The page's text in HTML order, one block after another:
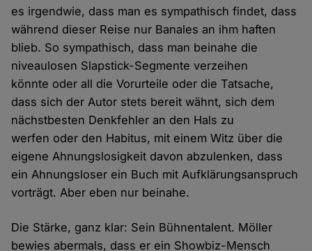
es irgendwie, dass man es sympathisch findet, dass
während dieser Reise nur Banales an ihm haften
blieb. So sympathisch, dass man beinahe die
niveaulosen Slapstick-Segmente verzeihen
könnte oder all die Vorurteile oder die Tatsache,
dass sich der Autor stets bereit wähnt, sich dem
nächstbesten Denkfehler an den Hals zu
werfen oder den Habitus, mit einem Witz über die
eigene Ahnungslosigkeit davon abzulenken, dass
ein Ahnungsloser ein Buch mit Aufklärungsanspruch
vorträgt. Aber eben nur beinahe.
Die Stärke, ganz klar: Sein Bühnentalent. Möller
bewies abermals, dass er ein Showbiz-Mensch